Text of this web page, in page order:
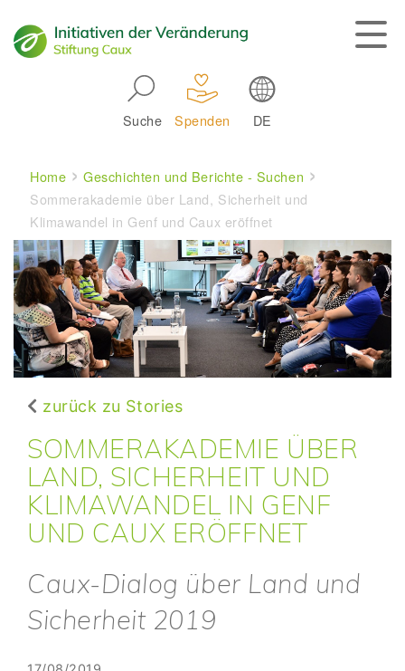
Suche Spenden DE
Breadcrumb
Home
Geschichten und Berichte - Suchen
Sommerakademie über Land, Sicherheit und
Klimawandel in Genf und Caux eröffnet
zurück zu Stories
SOMMERAKADEMIE ÜBER
LAND, SICHERHEIT UND
KLIMAWANDEL IN GENF
UND CAUX ERÖFFNET
Caux-Dialog über Land und
Sicherheit 2019